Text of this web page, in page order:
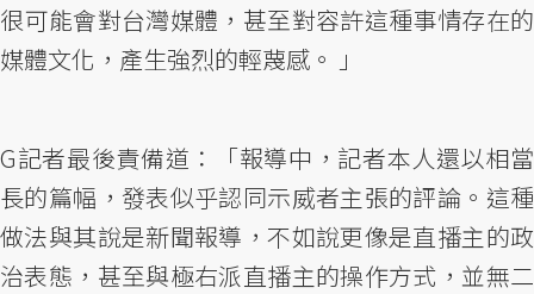
很可能會對台灣媒體，甚至對容許這種事情存在的
媒體文化，產生強烈的輕蔑感。 」
G記者最後責備道：「報導中，記者本人還以相當
長的篇幅，發表似乎認同示威者主張的評論。這種
做法與其說是新聞報導，不如說更像是直播主的政
治表態，甚至與極右派直播主的操作方式，並無二